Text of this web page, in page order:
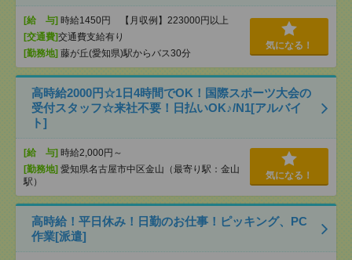
[給 与] 時給1450円 【月収例】223000円以上
[交通費]交通費支給有り
[勤務地] 藤が丘(愛知県)駅からバス30分
気になる！
高時給2000円☆1日4時間でOK！国際スポーツ大会の
受付スタッフ☆来社不要！日払いOK♪/N1[アルバイ
ト]
[給 与] 時給2,000円～
[勤務地] 愛知県名古屋市中区金山（最寄り駅：金山
駅）
気になる！
高時給！平日休み！日勤のお仕事！ピッキング、PC
作業[派遣]